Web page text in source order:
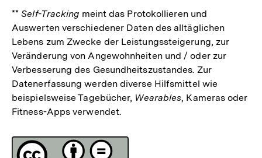
**Self-Tracking meint das Protokollieren und
Auswerten verschiedener Daten des alltäglichen
Lebens zum Zwecke der Leistungssteigerung, zur
Veränderung von Angewohnheiten und / oder zur
Verbesserung des Gesundheitszustandes. Zur
Datenerfassung werden diverse Hilfsmittel wie
beispielsweise Tagebücher, Wearables, Kameras oder
Fitness-Apps verwendet.
Fussnoten
Lizenz